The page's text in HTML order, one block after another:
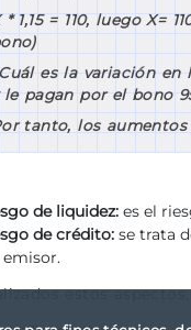
* 1,15 = 110, luego X=
)
es la variación
le pagan por el bono
tanto, los
de liquidez: es el
de crédito: se trata
emisor.
estos